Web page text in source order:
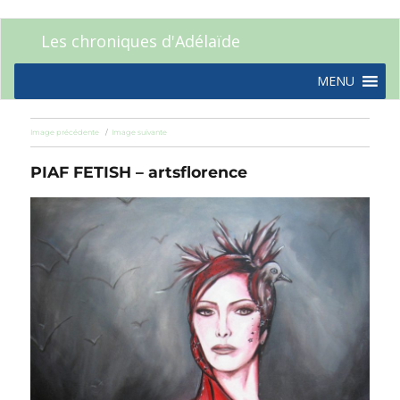
Les chroniques d'Adélaïde
MENU
Image précédente Image suivante
PIAF FETISH – artsflorence